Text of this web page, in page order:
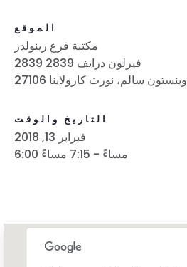
الموقع
مكتبة فرع رينولدز
2839 فيرلون درايف 2839
وينستون سالم، نورث كارولاينا 27106
التاريخ والوقت
فبراير 13, 2018
6:00 مساءً - 7:15 مساءً